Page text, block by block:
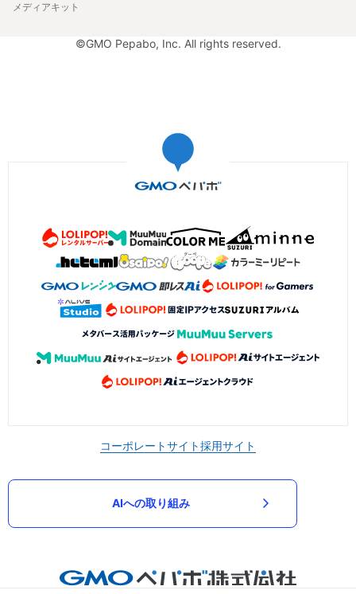
メディアキット
©GMO Pepabo, Inc. All rights reserved.
コーポレートサイト採用サイト
AIへの取り組み